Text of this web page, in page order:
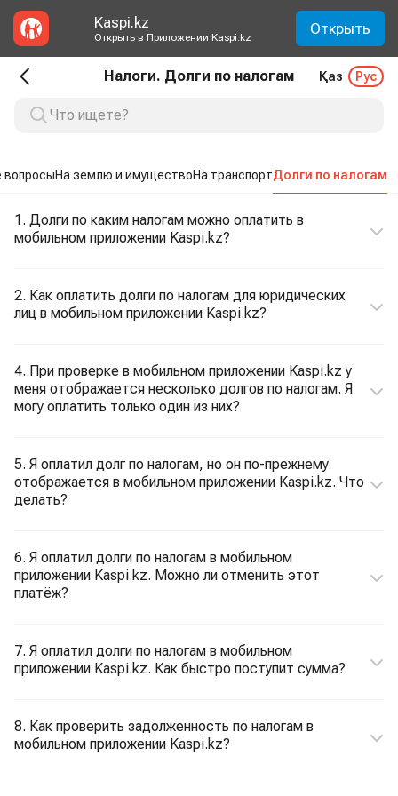
Kaspi.kz
Открыть в Приложении Kaspi.kz Открыть
Налоги. Долги по налогам Қаз Рус
На землю и имуществоНа транспортДолги по налогам
1. Долги по каким налогам можно оплатить в
мобильном приложении Kaspi.kz?
2. Как оплатить долги по налогам для юридических
лиц в мобильном приложении Kaspi.kz?
4. При проверке в мобильном приложении Kaspi.kz у
меня отображается несколько долгов по налогам. Я
могу оплатить только один из них?
5. Я оплатил долг по налогам, но он по-прежнему
отображается в мобильном приложении Kaspi.kz. Что
делать?
6. Я оплатил долги по налогам в мобильном
приложении Kaspi.kz. Можно ли отменить этот
платёж?
7. Я оплатил долги по налогам в мобильном
приложении Kaspi.kz. Как быстро поступит сумма?
8. Как проверить задолженность по налогам в
мобильном приложении Kaspi.kz?